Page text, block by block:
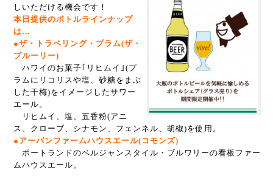
しいただける機会です！
本日提供のボトルラインナップ
は…
●ザ・トラベリング・プラム(ザ・
ブルーリー)
ハワイのお菓子｢リヒムイ｣(プ
ラムにリコリスや塩、砂糖をまぶ
した干梅)をイメージしたサワー
エール。
リヒムイ、塩、五香粉(アニ
ス、クローブ、シナモン、フェンネル、胡椒)を使用。
●アーバンファームハウスエール(コモンズ)
ポートランドのベルジャンスタイル・ブルワリーの看板ファー
ムハウスエール。